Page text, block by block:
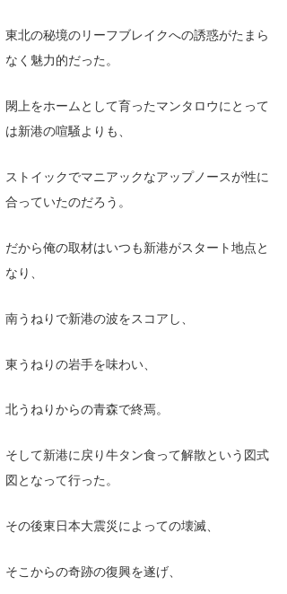
東北の秘境のリーフブレイクへの誘惑がたまら
なく魅力的だった。
閖上をホームとして育ったマンタロウにとって
は新港の喧騒よりも、
ストイックでマニアックなアップノースが性に
合っていたのだろう。
だから俺の取材はいつも新港がスタート地点と
なり、
南うねりで新港の波をスコアし、
東うねりの岩手を味わい、
北うねりからの青森で終焉。
そして新港に戻り牛タン食って解散という図式
図となって行った。
その後東日本大震災によっての壊滅、
そこからの奇跡の復興を遂げ、